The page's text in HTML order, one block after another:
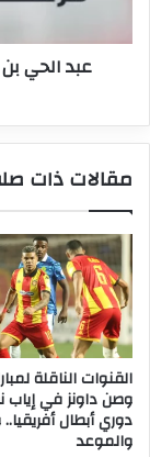
20
مقالات ذات
القنوات الناقلة
وصن داونز في
دوري أبطال
والموعد